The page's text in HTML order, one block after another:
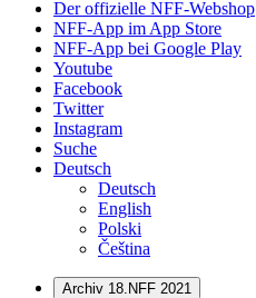
Der offizielle NFF-Webshop
NFF-App im App Store
NFF-App bei Google Play
Youtube
Facebook
Twitter
Instagram
Suche
Deutsch
Deutsch
English
Polski
Čeština
Archiv 18.NFF 2021